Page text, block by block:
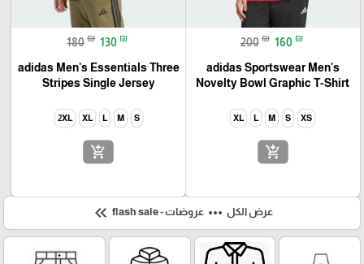
200 ₪ 160 ₪
adidas Sportswear Men's
Novelty Bowl Graphic T-Shirt
XS
S
M
L
XL
add_shopping_cart
180 ₪ 130 ₪
adidas Men's Essentials Three
Stripes Single Jersey
S
M
L
XL
2XL
add_shopping_cart
عرض الكل more_horiz عروضات - flash sale keyboard_double_arrow_left